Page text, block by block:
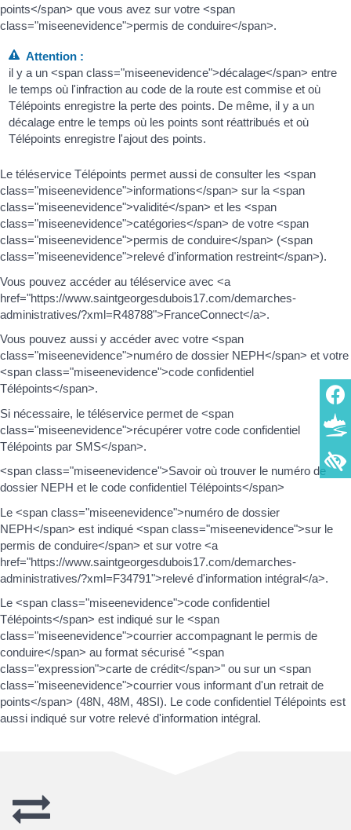
points</span> que vous avez sur votre <span
class="miseenevidence">permis de conduire</span>.
Attention :
il y a un <span class="miseenevidence">décalage</span> entre
le temps où l'infraction au code de la route est commise et où
Télépoints enregistre la perte des points. De même, il y a un
décalage entre le temps où les points sont réattribués et où
Télépoints enregistre l'ajout des points.
Le téléservice Télépoints permet aussi de consulter les <span
class="miseenevidence">informations</span> sur la <span
class="miseenevidence">validité</span> et les <span
class="miseenevidence">catégories</span> de votre <span
class="miseenevidence">permis de conduire</span> (<span
class="miseenevidence">relevé d'information restreint</span>).
Vous pouvez accéder au téléservice avec <a
href="https://www.saintgeorgesdubois17.com/demarches-
administratives/?xml=R48788">FranceConnect</a>.
Vous pouvez aussi y accéder avec votre <span
class="miseenevidence">numéro de dossier NEPH</span> et votre
<span class="miseenevidence">code confidentiel
Télépoints</span>.
Si nécessaire, le téléservice permet de <span
class="miseenevidence">récupérer votre code confidentiel
Télépoints par SMS</span>.
<span class="miseenevidence">Savoir où trouver le numéro de
dossier NEPH et le code confidentiel Télépoints</span>
Le <span class="miseenevidence">numéro de dossier
NEPH</span> est indiqué <span class="miseenevidence">sur le
permis de conduire</span> et sur votre <a
href="https://www.saintgeorgesdubois17.com/demarches-
administratives/?xml=F34791">relevé d'information intégral</a>.
Le <span class="miseenevidence">code confidentiel
Télépoints</span> est indiqué sur le <span
class="miseenevidence">courrier accompagnant le permis de
conduire</span> au format sécurisé "<span
class="expression">carte de crédit</span>" ou sur un <span
class="miseenevidence">courrier vous informant d'un retrait de
points</span> (48N, 48M, 48SI). Le code confidentiel Télépoints est
aussi indiqué sur votre relevé d'information intégral.